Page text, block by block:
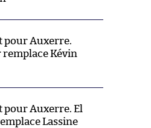
pour Auxerre.
Kévin
pour Auxerre. El
Lassine